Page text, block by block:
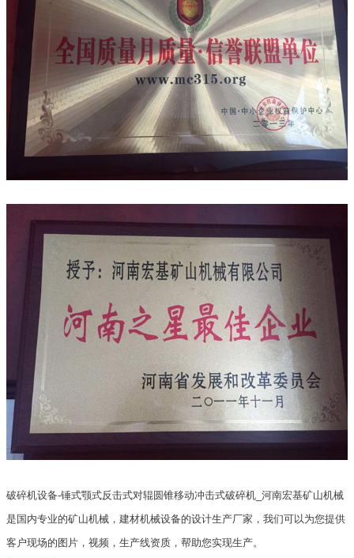
破碎机设备-锤式颚式反击式对辊圆锥移动冲击式破碎机_河南宏基矿山机械
是国内专业的矿山机械，建材机械设备的设计生产厂家，我们可以为您提供
客户现场的图片，视频，生产线资质，帮助您实现生产。